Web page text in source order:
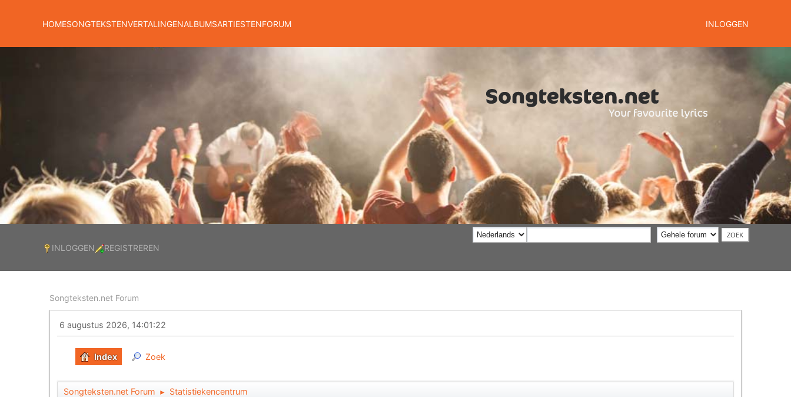
HOMESONGTEKSTENVERTALINGENALBUMSARTIESTENFORUM INLOGGEN
INLOGGEN REGISTREREN
Songteksten.net Forum
6 augustus 2026, 14:01:22
Index Zoek
Songteksten.net Forum ► Statistiekencentrum